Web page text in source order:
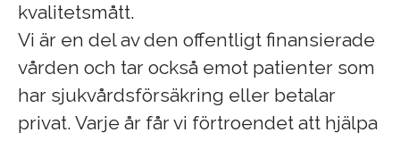
kvalitetsmått.
Vi är en del av den offentligt finansierade
vården och tar också emot patienter som
har sjukvårdsförsäkring eller betalar
privat. Varje år får vi förtroendet att hjälpa